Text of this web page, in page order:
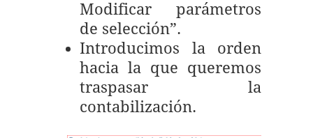
Modificar parámetros
de selección”.
Introducimos la orden
hacia la que queremos
traspasar la
contabilización.